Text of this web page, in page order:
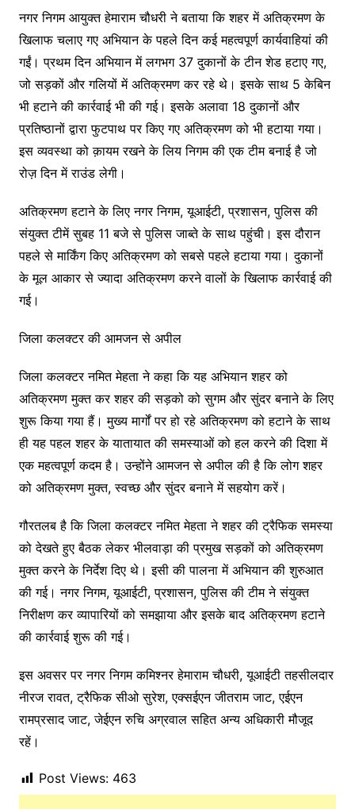
नगर निगम आयुक्त हेमाराम चौधरी ने बताया कि शहर में अतिक्रमण के
खिलाफ चलाए गए अभियान के पहले दिन कई महत्वपूर्ण कार्यवाहियां की
गईं। प्रथम दिन अभियान में लगभग 37 दुकानों के टीन शेड हटाए गए,
जो सड़कों और गलियों में अतिक्रमण कर रहे थे। इसके साथ 5 केबिन
भी हटाने की कार्रवाई भी की गई। इसके अलावा 18 दुकानों और
प्रतिष्ठानों द्वारा फुटपाथ पर किए गए अतिक्रमण को भी हटाया गया।
इस व्यवस्था को क़ायम रखने के लिय निगम की एक टीम बनाई है जो
रोज़ दिन में राउंड लेगी।
अतिक्रमण हटाने के लिए नगर निगम, यूआईटी, प्रशासन, पुलिस की
संयुक्त टीमें सुबह 11 बजे से पुलिस जाब्ते के साथ पहुंची। इस दौरान
पहले से मार्किंग किए अतिक्रमण को सबसे पहले हटाया गया। दुकानों
के मूल आकार से ज्यादा अतिक्रमण करने वालों के खिलाफ कार्रवाई की
गई।
जिला कलक्टर की आमजन से अपील
जिला कलक्टर नमित मेहता ने कहा कि यह अभियान शहर को
अतिक्रमण मुक्त कर शहर की सड़को को सुगम और सुंदर बनाने के लिए
शुरू किया गया हैं। मुख्य मार्गों पर हो रहे अतिक्रमण को हटाने के साथ
ही यह पहल शहर के यातायात की समस्याओं को हल करने की दिशा में
एक महत्वपूर्ण कदम है। उन्होंने आमजन से अपील की है कि लोग शहर
को अतिक्रमण मुक्त, स्वच्छ और सुंदर बनाने में सहयोग करें।
गौरतलब है कि जिला कलक्टर नमित मेहता ने शहर की ट्रैफिक समस्या
को देखते हुए बैठक लेकर भीलवाड़ा की प्रमुख सड़कों को अतिक्रमण
मुक्त करने के निर्देश दिए थे। इसी की पालना में अभियान की शुरुआत
की गई। नगर निगम, यूआईटी, प्रशासन, पुलिस की टीम ने संयुक्त
निरीक्षण कर व्यापारियों को समझाया और इसके बाद अतिक्रमण हटाने
की कार्रवाई शुरू की गई।
इस अवसर पर नगर निगम कमिश्नर हेमाराम चौधरी, यूआईटी तहसीलदार
नीरज रावत, ट्रैफिक सीओ सुरेश, एक्सईएन जीतराम जाट, एईएन
रामप्रसाद जाट, जेईएन रुचि अग्रवाल सहित अन्य अधिकारी मौजूद
रहें।
Post Views: 463